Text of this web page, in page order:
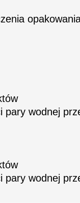
pary wodnej
pary wodnej